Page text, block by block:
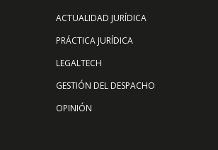
ACTUALIDAD JURÍDICA
PRÁCTICA JURÍDICA
LEGALTECH
GESTIÓN DEL DESPACHO
OPINIÓN